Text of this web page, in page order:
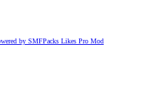
by SMFPacks Likes Pro Mod